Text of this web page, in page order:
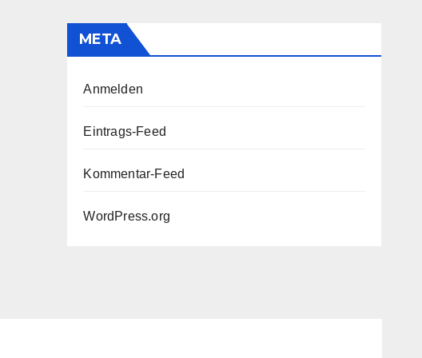
META
Anmelden
Eintrags-Feed
Kommentar-Feed
WordPress.org